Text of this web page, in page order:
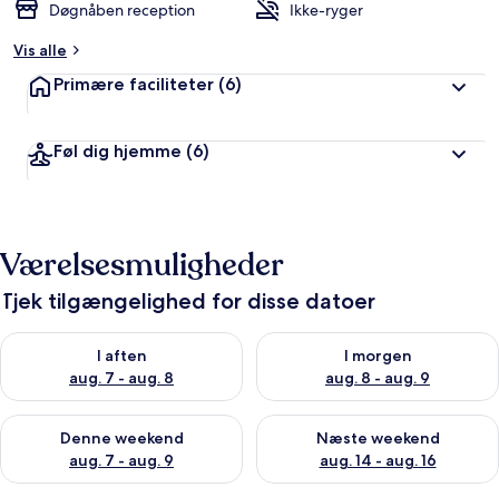
Døgnåben reception
Ikke-ryger
Vis alle
Primære faciliteter (6)
Føl dig hjemme (6)
Værelsesmuligheder
Tjek tilgængelighed for disse datoer
I aften
aug. 7 - aug. 8
Tjek tilgængelighed for i aften aug. 7 - aug. 8
I morgen
aug. 8 - aug. 9
Tjek tilgængelighed for i
Denne weekend
aug. 7 - aug. 9
Tjek tilgængelighed for denne weekend aug. 7 - aug. 9
Næste weekend
aug. 14 - aug. 16
Tjek tilgængelighed for næste